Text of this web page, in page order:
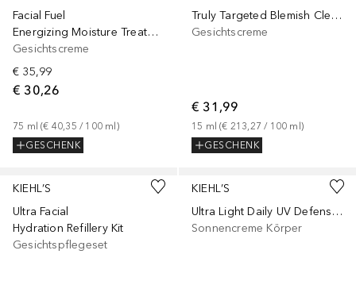
Facial Fuel
Energizing Moisture Treatment for Men
Gesichtscreme
€ 35,99
€ 30,26
75 ml (€ 40,35 / 100 ml)
GESCHENK
Truly Targeted Blemish Clearing Solution
Gesichtscreme
€ 31,99
15 ml (€ 213,27 / 100 ml)
GESCHENK
KIEHL’S
Ultra Facial
Hydration Refillery Kit
Gesichtspflegeset
KIEHL’S
Ultra Light Daily UV Defense LSF 50
Sonnencreme Körper